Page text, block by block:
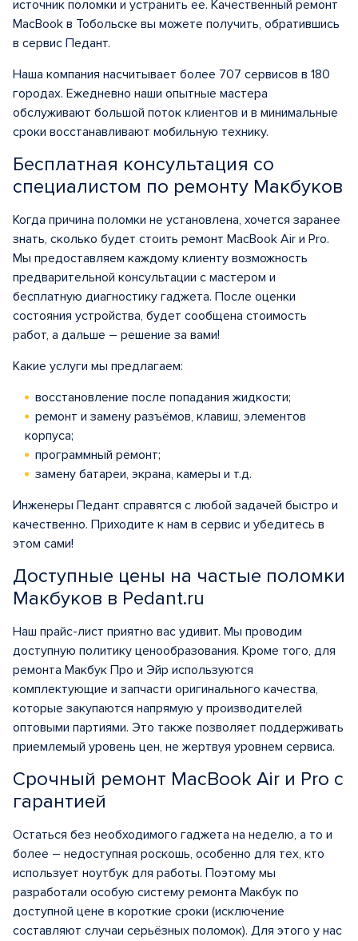
источник поломки и устранить ее. Качественный ремонт
MacBook в Тобольске вы можете получить, обратившись
в сервис Педант.
Наша компания насчитывает более 707 сервисов в 180
городах. Ежедневно наши опытные мастера
обслуживают большой поток клиентов и в минимальные
сроки восстанавливают мобильную технику.
Бесплатная консультация со
специалистом по ремонту Макбуков
Когда причина поломки не установлена, хочется заранее
знать, сколько будет стоить ремонт MacBook Air и Pro.
Мы предоставляем каждому клиенту возможность
предварительной консультации с мастером и
бесплатную диагностику гаджета. После оценки
состояния устройства, будет сообщена стоимость
работ, а дальше – решение за вами!
Какие услуги мы предлагаем:
восстановление после попадания жидкости;
ремонт и замену разъёмов, клавиш, элементов
корпуса;
программный ремонт;
замену батареи, экрана, камеры и т.д.
Инженеры Педант справятся с любой задачей быстро и
качественно. Приходите к нам в сервис и убедитесь в
этом сами!
Доступные цены на частые поломки
Макбуков в Pedant.ru
Наш прайс-лист приятно вас удивит. Мы проводим
доступную политику ценообразования. Кроме того, для
ремонта Макбук Про и Эйр используются
комплектующие и запчасти оригинального качества,
которые закупаются напрямую у производителей
оптовыми партиями. Это также позволяет поддерживать
приемлемый уровень цен, не жертвуя уровнем сервиса.
Срочный ремонт MacBook Air и Pro с
гарантией
Остаться без необходимого гаджета на неделю, а то и
более – недоступная роскошь, особенно для тех, кто
использует ноутбук для работы. Поэтому мы
разработали особую систему ремонта Макбук по
доступной цене в короткие сроки (исключение
составляют случаи серьёзных поломок). Для этого у нас